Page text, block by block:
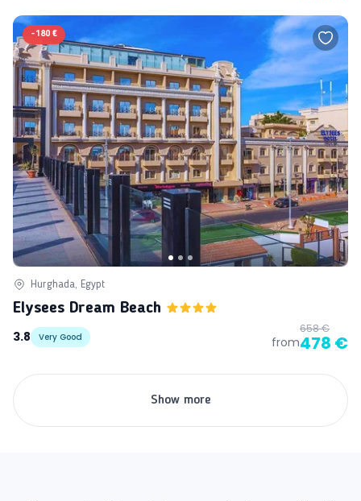
-180 €
Hurghada, Egypt
Elysees Dream Beach
3.8
Very Good from
658 €
478 €
Show more